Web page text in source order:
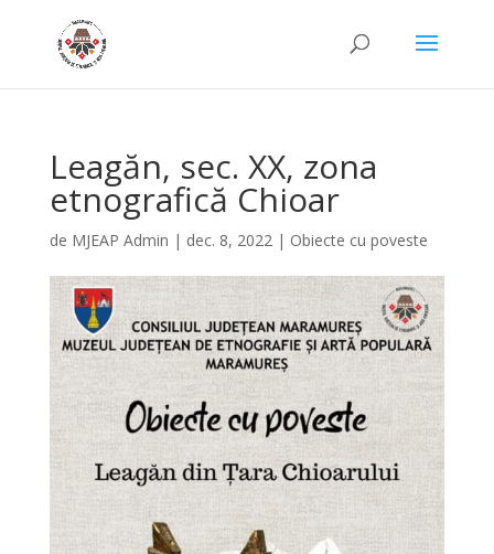
Leagăn, sec. XX, zona
etnografică Chioar
de MJEAP Admin | dec. 8, 2022| Obiecte cu poveste